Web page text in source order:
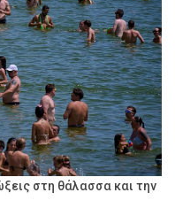
στη θάλασσα και την